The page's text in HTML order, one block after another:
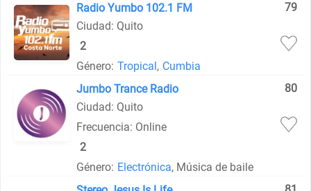
Radio Yumbo 102.1 FM
79
Ciudad: Quito
2
Género: Tropical, Cumbia
Jumbo Trance Radio
80
Ciudad: Quito
Frecuencia: Online
2
Género: Electrónica, Música de baile